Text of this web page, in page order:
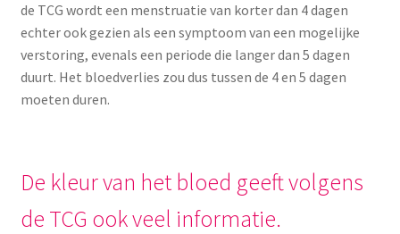
de TCG wordt een menstruatie van korter dan 4 dagen
echter ook gezien als een symptoom van een mogelijke
verstoring, evenals een periode die langer dan 5 dagen
duurt. Het bloedverlies zou dus tussen de 4 en 5 dagen
moeten duren.
De kleur van het bloed geeft volgens
de TCG ook veel informatie.